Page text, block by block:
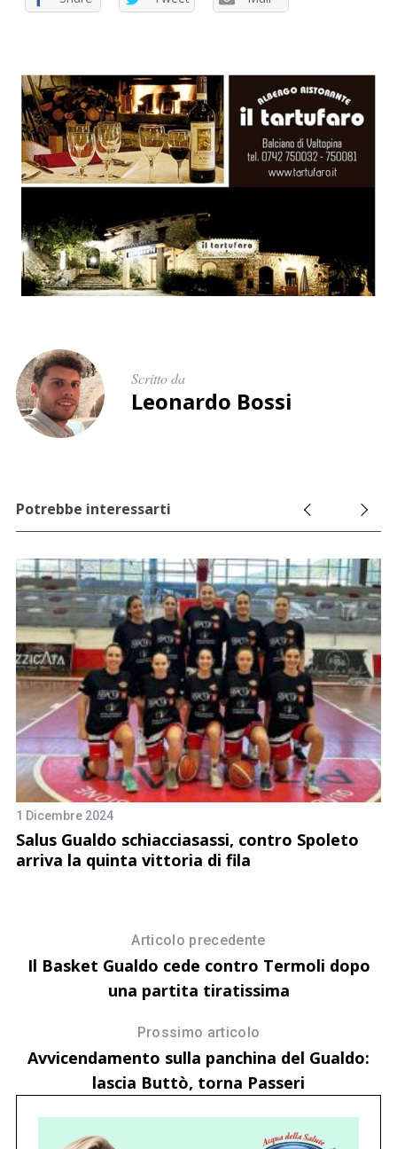
Scritto da
Leonardo Bossi
Potrebbe interessarti
1 Dicembre 2024
Salus Gualdo schiacciasassi, contro Spoleto
arriva la quinta vittoria di fila
Articolo precedente
Il Basket Gualdo cede contro Termoli dopo
una partita tiratissima
Prossimo articolo
Avvicendamento sulla panchina del Gualdo:
lascia Buttò, torna Passeri